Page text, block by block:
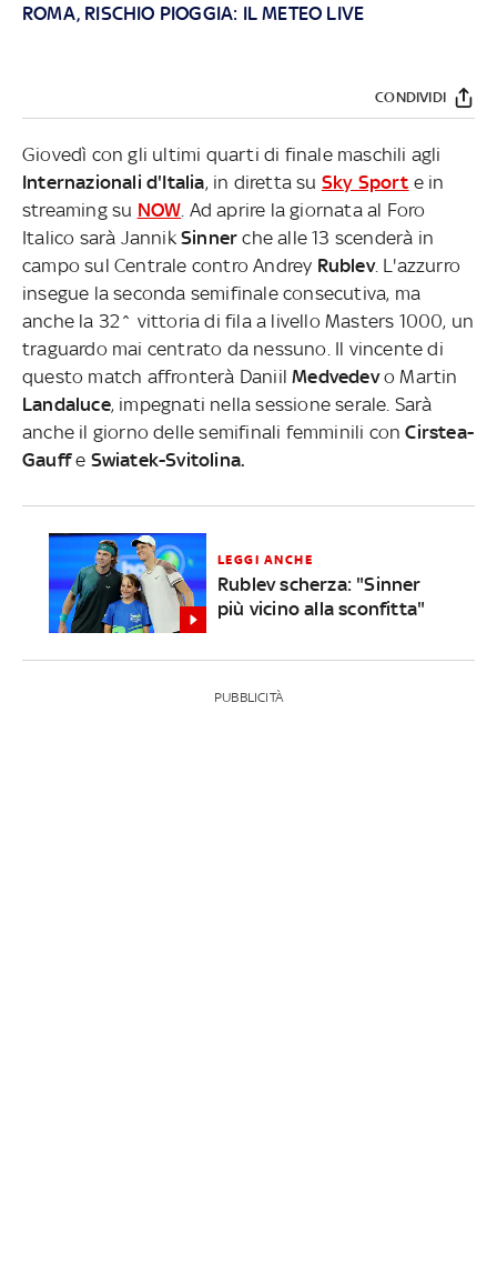
ROMA, RISCHIO PIOGGIA: IL METEO LIVE
CONDIVIDI
Giovedì con gli ultimi quarti di finale maschili agli
Internazionali d'Italia, in diretta su Sky Sport e in
streaming su NOW . Ad aprire la giornata al Foro
Italico sarà Jannik Sinnerche alle 13 scenderà in
campo sul Centrale contro Andrey Rublev. L'azzurro
insegue la seconda semifinale consecutiva, ma
anche la 32^ vittoria di fila a livello Masters 1000, un
traguardo mai centrato da nessuno. Il vincente di
questo match affronterà DaniilMedvedevo Martin
Landaluce, impegnati nella sessione serale. Sarà
anche il giorno delle semifinali femminili conCirstea-
Gauffe Swiatek-Svitolina.
LEGGI ANCHE
Rublev scherza: "Sinner
più vicino alla sconfitta"
PUBBLICITÀ